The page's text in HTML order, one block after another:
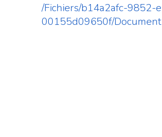
/Fichiers/b14a2afc-
00155d09650f/